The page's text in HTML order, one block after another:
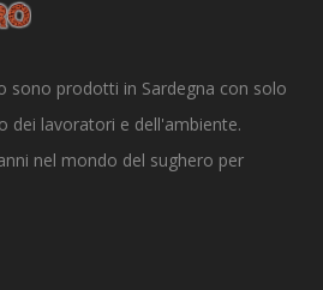
sono prodotti in Sardegna con solo
dei lavoratori e dell'ambiente.
nel mondo del sughero per